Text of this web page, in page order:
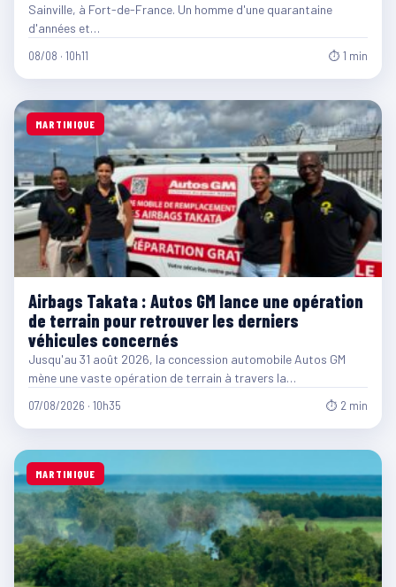
Sainville, à Fort-de-France. Un homme d'une quarantaine
d'années et…
08/08 · 10h11 ⏱ 1 min
MARTINIQUE
Airbags Takata : Autos GM lance une opération
de terrain pour retrouver les derniers
véhicules concernés
Jusqu'au 31 août 2026, la concession automobile Autos GM
mène une vaste opération de terrain à travers la…
07/08/2026 · 10h35 ⏱ 2 min
MARTINIQUE